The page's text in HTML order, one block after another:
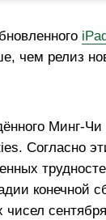
чем релиз
Минг-Чи
Согласно
конечной
чисел